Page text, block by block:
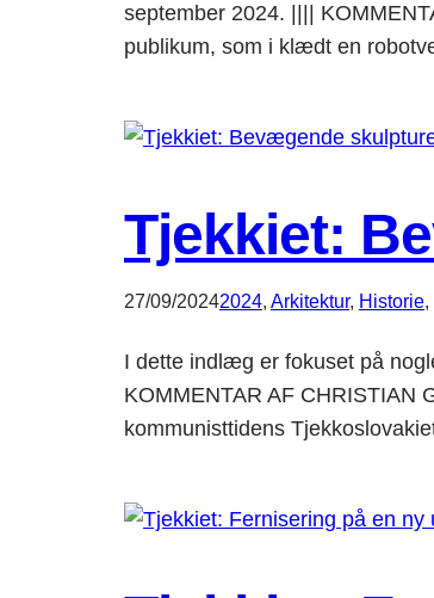
september 2024. ||||
publikum, som i klædt en
Tjekkiet:
27/09/20242024, Arkitektur, Historie,
I dette indlæg er fokuset på
KOMMENTAR AF CHRISTIAN
kommunisttidens